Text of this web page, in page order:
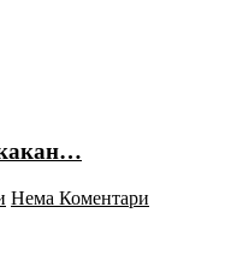
Нема Коментари